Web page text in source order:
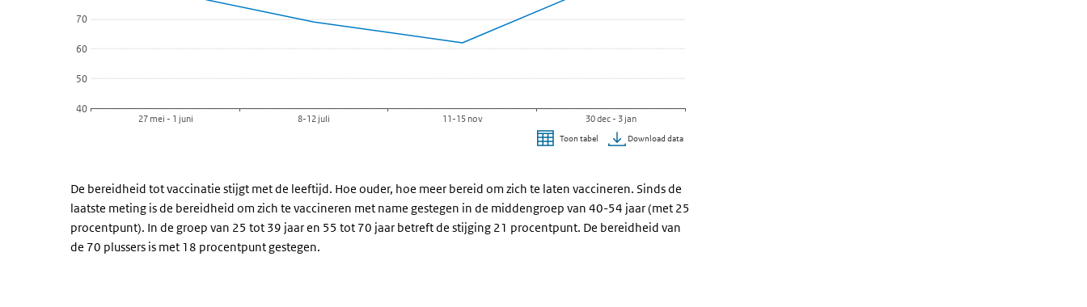
40
50
60
70
27 mei - 1 juni 8-12 juli 11-15 nov 30 dec - 3 jan
Toon tabel Download data
De bereidheid tot vaccinatie stijgt met de leeftijd. Hoe ouder, hoe meer bereid om zich te laten vaccineren. Sinds de
laatste meting is de bereidheid om zich te vaccineren met name gestegen in de middengroep van 40-54 jaar (met 25
procentpunt). In de groep van 25 tot 39 jaar en 55 tot 70 jaar betreft de stijging 21 procentpunt. De bereidheid van
de 70 plussers is met 18 procentpunt gestegen.